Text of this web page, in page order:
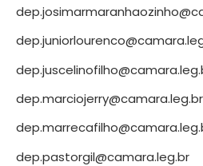
dep.marciojerry@camara.leg.br
dep.pastorgil@camara.leg.br